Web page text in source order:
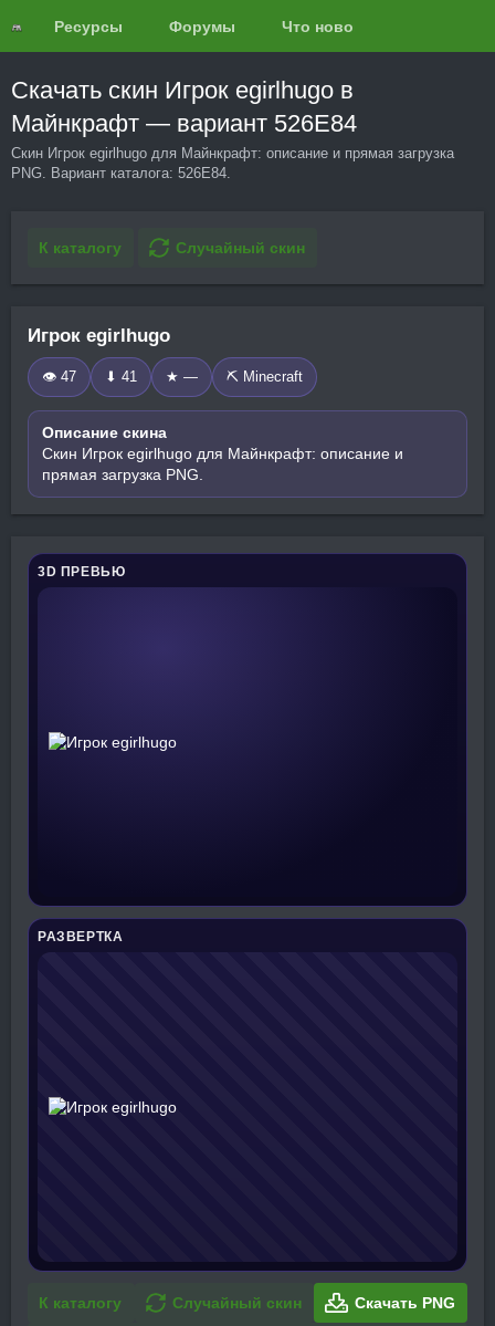
Ресурсы Форумы Что нового?
Скачать скин Игрок egirlhugo в
Майнкрафт — вариант 526E84
Скин Игрок egirlhugo для Майнкрафт: описание и прямая загрузка
PNG. Вариант каталога: 526E84.
К каталогу Случайный скин
Игрок egirlhugo
👁 47 ⬇ 41 ★ — ⛏️ Minecraft
Описание скина
Скин Игрок egirlhugo для Майнкрафт: описание и
прямая загрузка PNG.
3D ПРЕВЬЮ
РАЗВЕРТКА
К каталогу Случайный скин Скачать PNG